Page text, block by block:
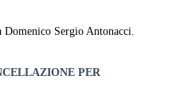
Domenico Sergio Antonacci.
PER